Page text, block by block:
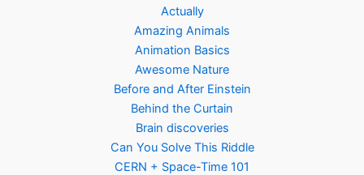
Actually
Amazing Animals
Animation Basics
Awesome Nature
Before and After Einstein
Behind the Curtain
Brain discoveries
Can You Solve This Riddle
CERN + Space-Time 101